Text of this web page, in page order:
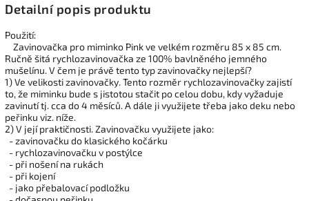
Detailní popis produktu
Použití:
Zavinovačka pro miminko Pink ve velkém rozměru 85 x 85 cm.
Ručně šitá rychlozavinovačka ze 100% bavlněného jemného
mušelínu. V čem je právě tento typ zavinovačky nejlepší?
1) Ve velikosti zavinovačky. Tento rozměr rychlozavinovačky zajistí
to, že miminku bude s jistotou stačit po celou dobu, kdy vyžaduje
zavinutí tj. cca do 4 měsíců. A dále ji využijete třeba jako deku nebo
peřinku viz. níže.
2) V její praktičnosti. Zavinovačku využijete jako:
- zavinovačku do klasického kočárku
- rychlozavinovačku v postýlce
- při nošení na rukách
- při kojení
- jako přebalovací podložku